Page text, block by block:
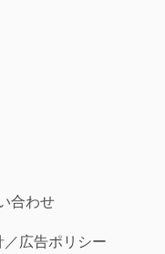
合わせ
広告ポリシー